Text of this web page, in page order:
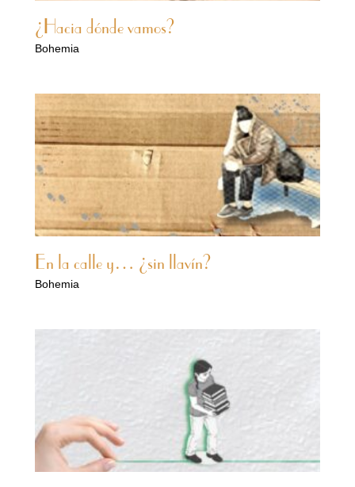
¿Hacia dónde vamos?
Bohemia
En la calle y… ¿sin llavín?
Bohemia